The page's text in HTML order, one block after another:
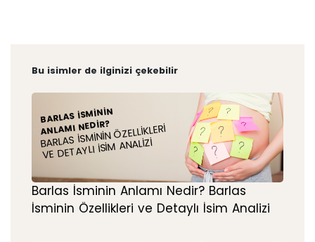
Bu isimler de ilginizi çekebilir
BARLAS İSMININ
ANLAMI NEDIR?
BARLAS İSMININ ÖZELLIKLERI
VE DETAYLI İSIM ANALIZI
Barlas İsminin Anlamı Nedir? Barlas
İsminin Özellikleri ve Detaylı İsim Analizi